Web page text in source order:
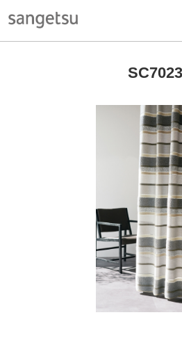
SC7023